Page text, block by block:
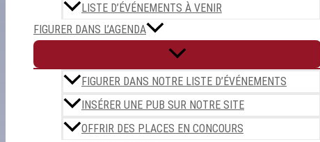
LISTE D’ÉVÉNEMENTS À VENIR
FIGURER DANS L’AGENDA
FIGURER DANS NOTRE LISTE D’ÉVÉNEMENTS
INSÉRER UNE PUB SUR NOTRE SITE
OFFRIR DES PLACES EN CONCOURS